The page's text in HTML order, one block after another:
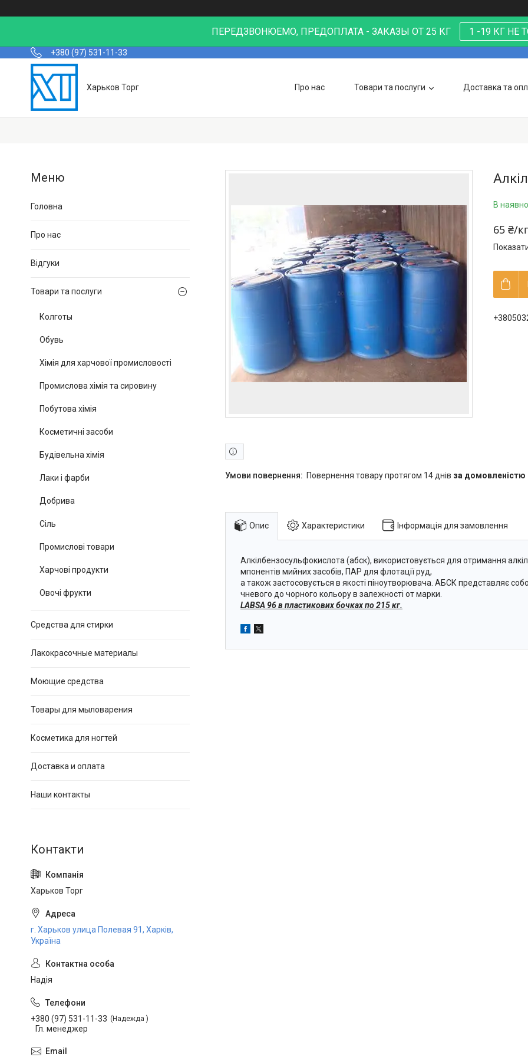
ПЕРЕДЗВОНЮЕМО, ПРЕДОПЛАТА - ЗАКАЗЫ ОТ 25 КГ 1 -19 КГ НЕ
+380 (97) 531-11-33
Харьков Торг Про нас Товари та послуги Доставка та
В
65 ₴/кг
повернення товару протягом 14 днів за домовленістю
Опис Характеристики Інформація для замовлення
Алкілбензосульфокислота (абск), використовується для отримання
мпонентів мийних засобів, ПАР для флотації руд,
а також застосовується в якості піноутворювача. АБСК представляє
чневого до чорного кольору в залежності от марки.
LABSA 96 в пластикових бочках по 215 кг.
Головна
Про нас
Відгуки
Товари та послуги
Колготы
Обувь
Хімія для харчової промисловості
Промислова хімія та сировину
Побутова хімія
Косметичні засоби
Будівельна хімія
Лаки і фарби
Добрива
Сіль
Промислові товари
Харчові продукти
Овочі фрукти
Средства для стирки
Лакокрасочные материалы
Моющие средства
Товары для мыловарения
Косметика для ногтей
Доставка и оплата
Наши контакты
Харьков Торг
г. Харьков улица Полевая 91, Харків,
Україна
Надія
+380 (97) 531-11-33 Надежда
Гл. менеджер